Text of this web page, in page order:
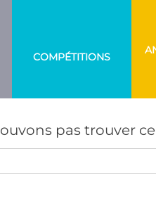
COMPÉTITIONS
pas trouver